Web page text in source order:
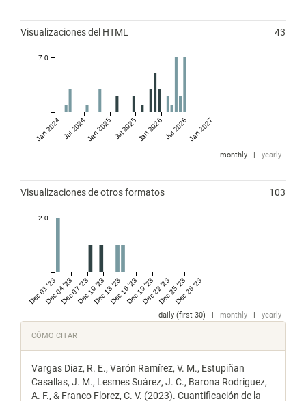
Visualizaciones del HTML 43
Jan 2024Jul 2024Jan 2025Jul 2025Jan 2026Jul 2026Jan 2027
7.0
monthly | yearly
Visualizaciones de otros formatos 103
Dec 01 '23Dec 04 '23Dec 07 '23Dec 10 '23Dec 13 '23Dec 16 '23Dec 19 '23Dec 22 '23Dec 25 '23Dec 28 '23
2.0
daily (first 30) | monthly | yearly
Detalles
del
artículo
CÓMO CITAR
Vargas Diaz, R. E., Varón Ramírez, V. M., Estupiñan
Casallas, J. M., Lesmes Suárez, J. C., Barona Rodriguez,
A. F., & Franco Florez, C. V. (2023). Cuantificación de la